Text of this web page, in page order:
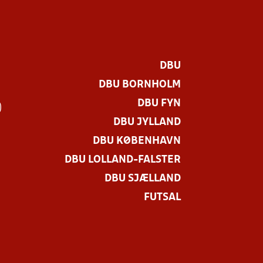
DBU
DBU BORNHOLM
DBU FYN
DBU JYLLAND
DBU KØBENHAVN
DBU LOLLAND-FALSTER
DBU SJÆLLAND
FUTSAL